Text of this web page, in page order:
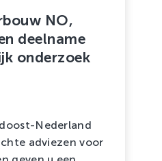
NO,
deelname
onderzoek
Nederland
adviezen voor